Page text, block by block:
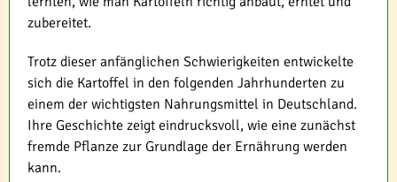
zubereitet.
Trotz dieser anfänglichen Schwierigkeiten entwickelte
sich die Kartoffel in den folgenden Jahrhunderten zu
einem der wichtigsten Nahrungsmittel in Deutschland.
Ihre Geschichte zeigt eindrucksvoll, wie eine zunächst
fremde Pflanze zur Grundlage der Ernährung werden
kann.